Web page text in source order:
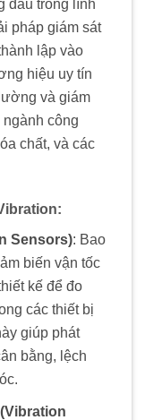
đầu trong lĩnh
pháp giám sát
lập vào
hiệu uy tín
và giám
công
chất, và các
Sensors): Bao
biến vận tốc.
kế để đo
các thiết bị
giúp phát
bằng, lệch